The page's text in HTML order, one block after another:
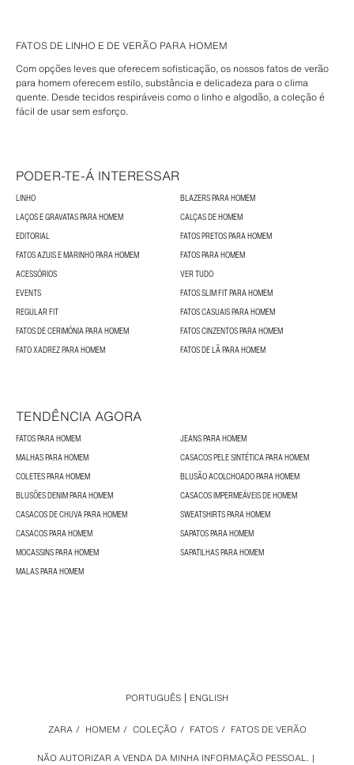
FATOS DE LINHO E DE VERÃO PARA HOMEM
Com opções leves que oferecem sofisticação, os nossos fatos de verão
para homem oferecem estilo, substância e delicadeza para o clima
quente. Desde tecidos respiráveis como o linho e algodão, a coleção é
fácil de usar sem esforço.
PODER-TE-Á INTERESSAR
LINHO
BLAZERS PARA HOMEM
LAÇOS E GRAVATAS PARA HOMEM
CALÇAS DE HOMEM
EDITORIAL
FATOS PRETOS PARA HOMEM
FATOS AZUIS E MARINHO PARA HOMEM
FATOS PARA HOMEM
ACESSÓRIOS
VER TUDO
EVENTS
FATOS SLIM FIT PARA HOMEM
REGULAR FIT
FATOS CASUAIS PARA HOMEM
FATOS DE CERIMÓNIA PARA HOMEM
FATOS CINZENTOS PARA HOMEM
FATO XADREZ PARA HOMEM
FATOS DE LÃ PARA HOMEM
TENDÊNCIA AGORA
FATOS PARA HOMEM
JEANS PARA HOMEM
MALHAS PARA HOMEM
CASACOS PELE SINTÉTICA PARA HOMEM
COLETES PARA HOMEM
BLUSÃO ACOLCHOADO PARA HOMEM
BLUSÕES DENIM PARA HOMEM
CASACOS IMPERMEÁVEIS DE HOMEM
CASACOS DE CHUVA PARA HOMEM
SWEATSHIRTS PARA HOMEM
CASACOS PARA HOMEM
SAPATOS PARA HOMEM
MOCASSINS PARA HOMEM
SAPATILHAS PARA HOMEM
MALAS PARA HOMEM
NÃO AUTORIZAR A VENDA DA MINHA INFORMAÇÃO PESSOAL.
ZARA / HOMEM / COLEÇÃO / FATOS / FATOS DE VERÃO
PORTUGUÊS ENGLISH